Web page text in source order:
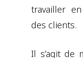
travailler
des clients.
Il s’agit de